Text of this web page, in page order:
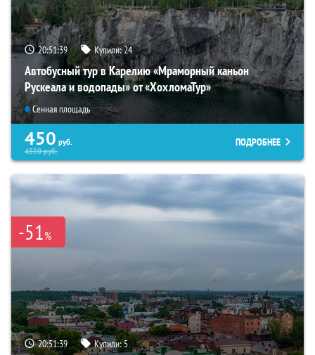
20:51:38 Купили:24
Автобусный тур в Карелию «Мраморный каньон
Рускеала и водопады» от «ХохломаТур»
Сенная площадь
450 руб.
4550руб.
ПОДРОБНЕЕ
-51%
20:51:38 Купили:5